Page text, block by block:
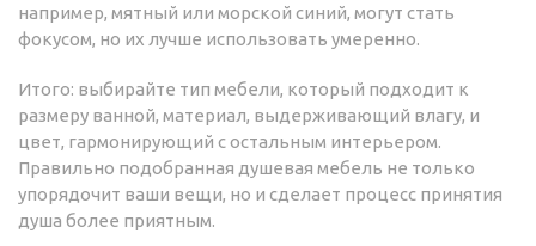
например, мятный или морской синий, могут стать
фокусом, но их лучше использовать умеренно.
Итого: выбирайте тип мебели, который подходит к
размеру ванной, материал, выдерживающий влагу, и
цвет, гармонирующий с остальным интерьером.
Правильно подобранная душевая мебель не только
упорядочит ваши вещи, но и сделает процесс принятия
душа более приятным.